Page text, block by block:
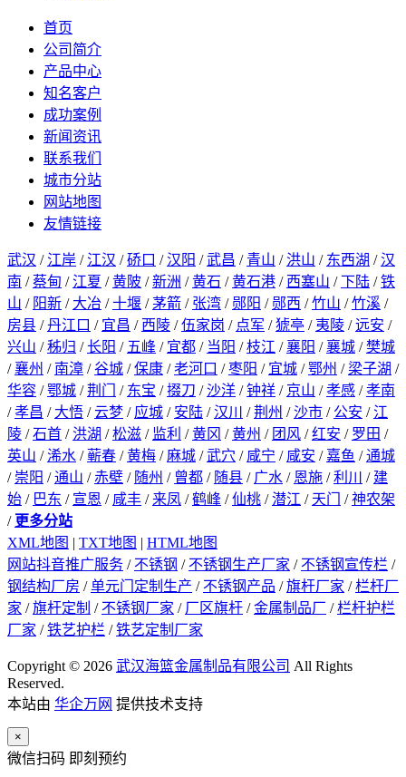
首页
公司简介
产品中心
知名客户
成功案例
新闻资讯
联系我们
城市分站
网站地图
友情链接
武汉 / 江岸 / 江汉 /硚口 /汉阳 /武昌 / 青山 / 洪山 / 东西湖 /汉
南 /蔡甸 / 江夏 /黄陂 /新洲 /黄石 /黄石港 / 西塞山 /下陆 /铁
山 / 阳新 / 大冶 /十堰 /茅箭 / 张湾 / 郧阳 / 郧西 /竹山 /竹溪 /
房县 /丹江口 / 宜昌 / 西陵 /伍家岗 / 点军 /猇亭 / 夷陵 /远安 /
兴山 /秭归 /长阳 / 五峰 / 宜都 / 当阳 /枝江 /襄阳 /襄城 /樊城
/襄州 / 南漳 /谷城 /保康 /老河口 /枣阳 / 宜城 /鄂州 / 梁子湖 /
华容 /鄂城 /荆门 / 东宝 /掇刀 /沙洋 /钟祥 / 京山 /孝感 /孝南
/孝昌 / 大悟 /云梦 / 应城 / 安陆 /汉川 /荆州 /沙市 / 公安 / 江
陵 /石首 / 洪湖 /松滋 / 监利 /黄冈 /黄州 / 团风 /红安 / 罗田 /
英山 /浠水 /蕲春 /黄梅 / 麻城 /武穴 / 咸宁 / 咸安 / 嘉鱼 /通城
/ 崇阳 /通山 /赤壁 / 随州 / 曾都 / 随县 / 广水 / 恩施 /利川 / 建
始 / 巴东 / 宣恩 / 咸丰 / 来凤 /鹤峰 /仙桃 /潜江 / 天门 /神农架
/ 更多分站
XML地图 | TXT地图 | HTML地图
网站抖音推广服务 / 不锈钢 / 不锈钢生产厂家 / 不锈钢宣传栏 /
钢结构厂房 /单元门定制生产 / 不锈钢产品 /旗杆厂家 /栏杆厂
家 /旗杆定制 / 不锈钢厂家 / 厂区旗杆 /金属制品厂 /栏杆护栏
厂家 /铁艺护栏 /铁艺定制厂家
Copyright © 2026 武汉海篮金属制品有限公司 All Rights
Reserved.
本站由 华企万网 提供技术支持
×
微信扫码 即刻预约